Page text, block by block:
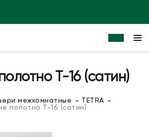
T-16 (сатин)
межкомнатные
TETRA
полотно T-16 (сатин)